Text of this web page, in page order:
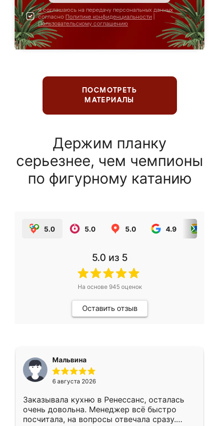
Я соглашаюсь на передачу персональных данных
согласно Политике конфиденциальности
Пользовательскому соглашению
ПОСМОТРЕТЬ
МАТЕРИАЛЫ
Держим планку
серьезнее, чем чемпионы
по фигурному катанию
5.0 5.0 5.0 4.9
5.0 из 5
На основе 945оценок
Оставить отзыв
Мальвина
6 августа 2026
Заказывала кухню в Ренессанс, осталась
очень довольна. Менеджер всё быстро
посчитала, на вопросы отвечала сразу.